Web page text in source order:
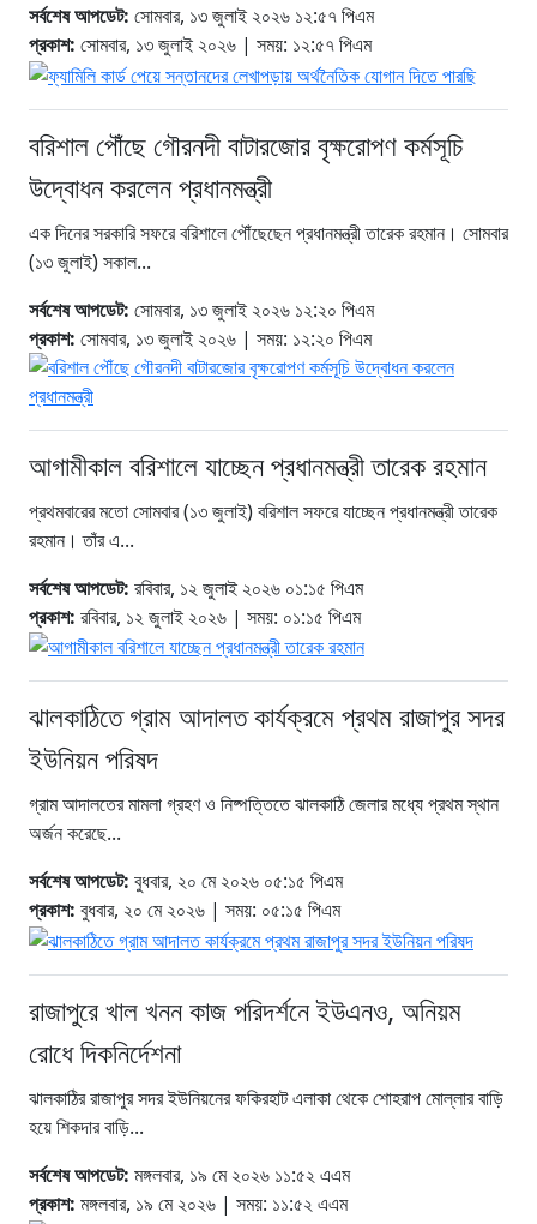
সর্বশেষ আপডেট: সোমবার, ১৩ জুলাই ২০২৬ ১২:৫৭ পিএম
প্রকাশ: সোমবার, ১৩ জুলাই ২০২৬ | সময়: ১২:৫৭ পিএম
বরিশাল পৌঁছে গৌরনদী বাটারজোর বৃক্ষরোপণ কর্মসূচি
উদ্বোধন করলেন প্রধানমন্ত্রী
এক দিনের সরকারি সফরে বরিশালে পৌঁছেছেন প্রধানমন্ত্রী তারেক রহমান। সোমবার
(১৩ জুলাই) সকাল...
সর্বশেষ আপডেট: সোমবার, ১৩ জুলাই ২০২৬ ১২:২০ পিএম
প্রকাশ: সোমবার, ১৩ জুলাই ২০২৬ | সময়: ১২:২০ পিএম
আগামীকাল বরিশালে যাচ্ছেন প্রধানমন্ত্রী তারেক রহমান
প্রথমবারের মতো সোমবার (১৩ জুলাই) বরিশাল সফরে যাচ্ছেন প্রধানমন্ত্রী তারেক
রহমান। তাঁর এ...
সর্বশেষ আপডেট: রবিবার, ১২ জুলাই ২০২৬ ০১:১৫ পিএম
প্রকাশ: রবিবার, ১২ জুলাই ২০২৬ | সময়: ০১:১৫ পিএম
ঝালকাঠিতে গ্রাম আদালত কার্যক্রমে প্রথম রাজাপুর সদর
ইউনিয়ন পরিষদ
গ্রাম আদালতের মামলা গ্রহণ ও নিষ্পত্তিতে ঝালকাঠি জেলার মধ্যে প্রথম স্থান
অর্জন করেছে...
সর্বশেষ আপডেট: বুধবার, ২০ মে ২০২৬ ০৫:১৫ পিএম
প্রকাশ: বুধবার, ২০ মে ২০২৬ | সময়: ০৫:১৫ পিএম
রাজাপুরে খাল খনন কাজ পরিদর্শনে ইউএনও, অনিয়ম
রোধে দিকনির্দেশনা
ঝালকাঠির রাজাপুর সদর ইউনিয়নের ফকিরহাট এলাকা থেকে শোহরাপ মোল্লার বাড়ি
হয়ে শিকদার বাড়ি...
সর্বশেষ আপডেট: মঙ্গলবার, ১৯ মে ২০২৬ ১১:৫২ এএম
প্রকাশ: মঙ্গলবার, ১৯ মে ২০২৬ | সময়: ১১:৫২ এএম